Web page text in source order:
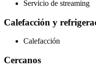
Servicio de streaming
Calefacción y
Calefacción
Cercanos